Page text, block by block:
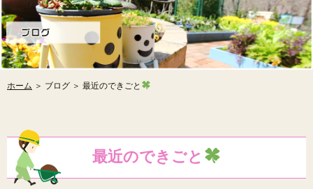
ホーム ＞ ブログ ＞ 最近のできごと
最近のできごと